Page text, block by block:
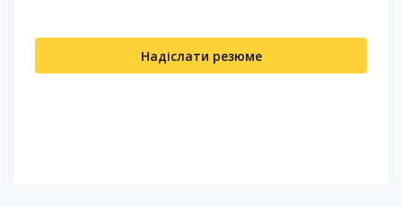
Надіслати резюме